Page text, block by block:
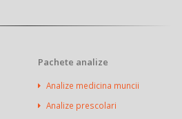
Pachete analize
Analize medicina muncii
Analize prescolari